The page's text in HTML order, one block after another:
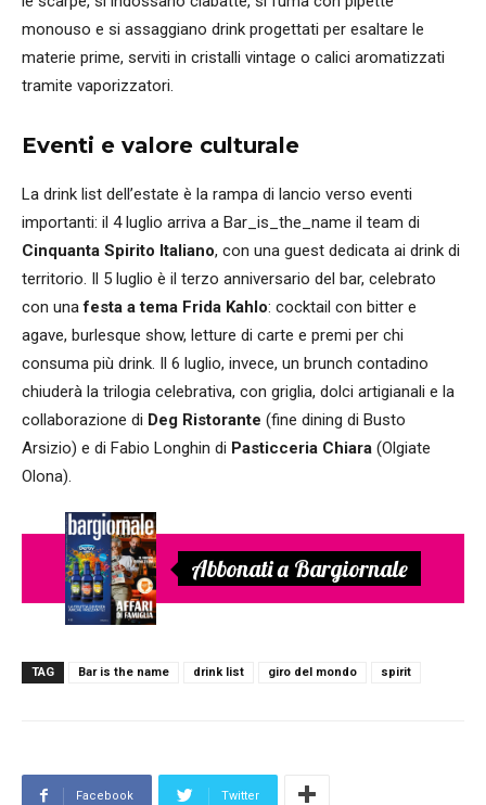
monouso e si assaggiano drink progettati per esaltare le
materie prime, serviti in cristalli vintage o calici aromatizzati
tramite vaporizzatori.
Eventi e valore culturale
La drink list dell’estate è la rampa di lancio verso eventi
importanti: il 4 luglio arriva a Bar_is_the_name il team di
Cinquanta Spirito Italiano, con una guest dedicata ai drink di
territorio. Il 5 luglio è il terzo anniversario del bar, celebrato
con unafesta a tema Frida Kahlo: cocktail con bitter e
agave, burlesque show, letture di carte e premi per chi
consuma più drink. Il 6 luglio, invece, un brunch contadino
chiuderà la trilogia celebrativa, con griglia, dolci artigianali e la
collaborazione di Deg Ristorante (fine dining di Busto
Arsizio) e di Fabio Longhin di Pasticceria Chiara (Olgiate
Olona).
Abbonati a Bargiornale
TAG Bar is the name drink list giro del mondo spirit
Facebook Twitter